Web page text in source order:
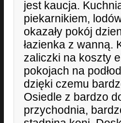
jest kaucja.
piekarnikiem,
okazały pokój
łazienka z wanną.
zaliczki na koszty
pokojach na
dzięki czemu
Osiedle z bardzo
przychodnia,